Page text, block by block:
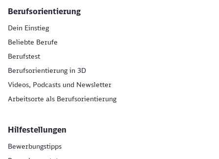
Berufsorientierung
Dein Einstieg
Beliebte Berufe
Berufstest
Berufsorientierung in 3D
Videos, Podcasts und Newsletter
Arbeitsorte als Berufsorientierung
Hilfestellungen
Bewerbungstipps